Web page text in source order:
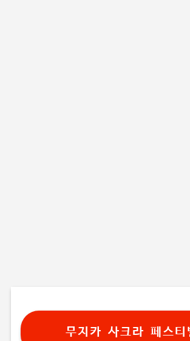
무지카 사크라 페스티